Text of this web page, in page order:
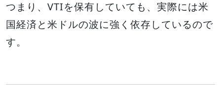
つまり、VTIを保有していても、実際には米
国経済と米ドルの波に強く依存しているので
す。